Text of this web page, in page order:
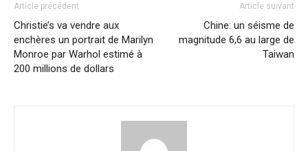
Article précédent
Christie’s va vendre aux
enchères un portrait de Marilyn
Monroe par Warhol estimé à
200 millions de dollars
Article suivant
Chine: un séisme de
magnitude 6,6 au large de
Taiwan